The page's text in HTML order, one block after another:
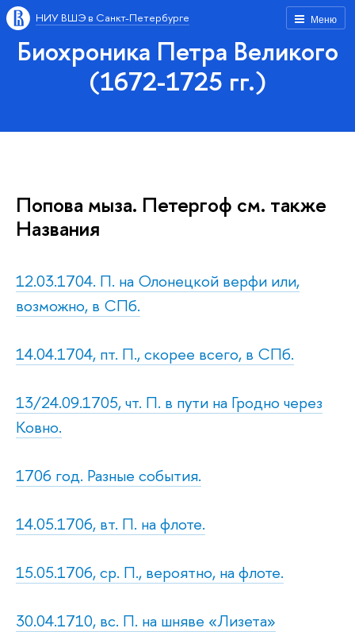
Меню
НИУ ВШЭ в Санкт-Петербурге
Биохроника Петра Великого
(1672-1725 гг.)
Попова мыза. Петергоф см. также
Названия
12.03.1704. П. на Олонецкой верфи или,
возможно, в СПб.
14.04.1704, пт. П., скорее всего, в СПб.
13/24.09.1705, чт. П. в пути на Гродно через
Ковно.
1706 год. Разные события.
14.05.1706, вт. П. на флоте.
15.05.1706, ср. П., вероятно, на флоте.
30.04.1710, вс. П. на шняве «Лизета»